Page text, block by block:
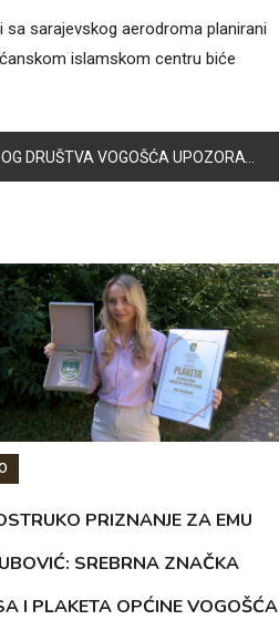
sa sarajevskog aerodroma planirani
islamskom centru biće
VOGOŠĆA UPOZORAVAJU NA OPASNOST OD POŽARA
PRIZNANJE ZA EMU
SREBRNA ZNAČKA
I PLAKETA OPĆINE VOGOŠĆA